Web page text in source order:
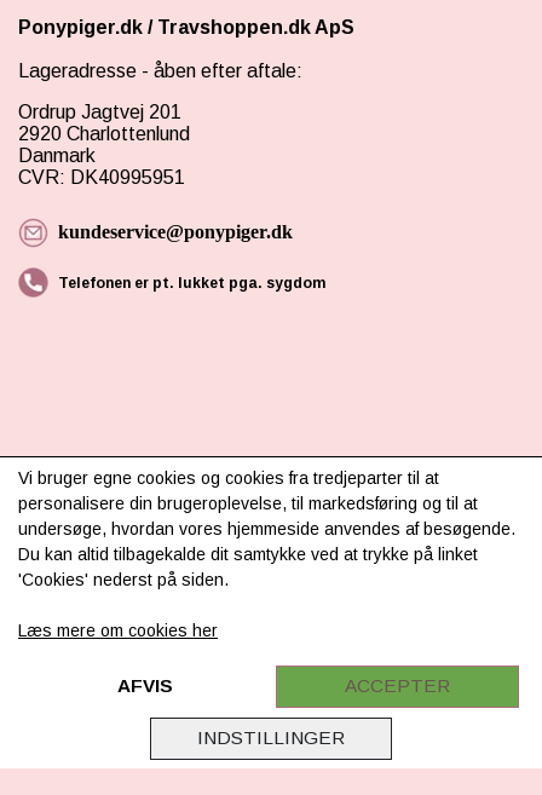
Ponypiger.dk / Travshoppen.dk ApS
Lageradresse - åben efter aftale:
Ordrup Jagtvej 201
2920 Charlottenlund
Danmark
CVR: DK40995951
kundeservice@ponypiger.dk
Telefonen er pt. lukket pga. sygdom
INFORMATION
Om os
Levering & betaling
Retur
Samarbejde
Cookie & Privatlivsoplysninger
Vi bruger egne cookies og cookies fra tredjeparter til at
personalisere din brugeroplevelse, til markedsføring og til at
undersøge, hvordan vores hjemmeside anvendes af besøgende.
Du kan altid tilbagekalde dit samtykke ved at trykke på linket
'Cookies' nederst på siden.
Læs mere om cookies her
INDSTILLINGER
AFVIS ACCEPTER